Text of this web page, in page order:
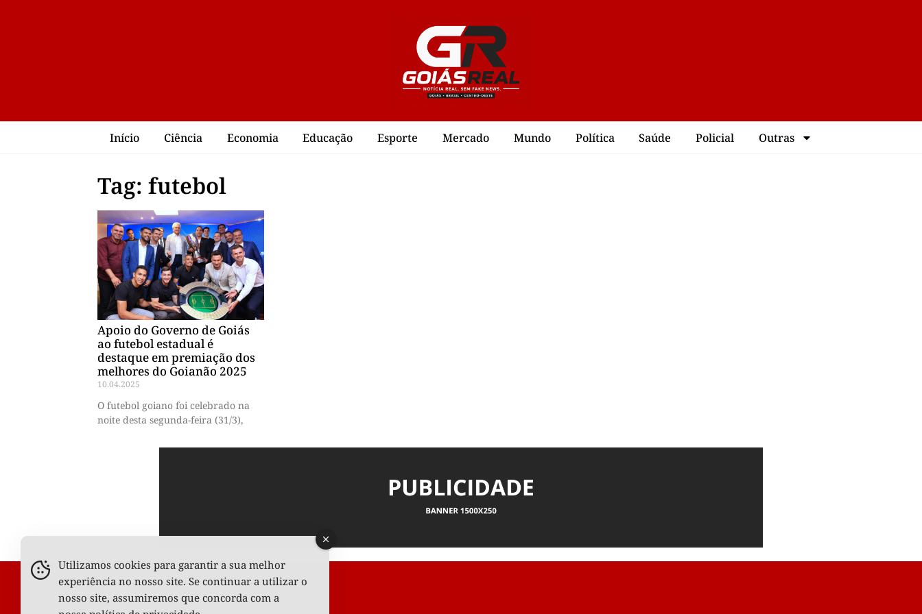
Início Ciência Economia Educação Esporte Mercado Mundo Política Saúde Policial Outras
Tag: futebol
Apoio do Governo de Goiás
ao futebol estadual é
destaque em premiação dos
melhores do Goianão 2025
10.04.2025
O futebol goiano foi celebrado na
noite desta segunda-feira (31/3),
Utilizamos cookies para garantir a sua melhor
experiência no nosso site. Se continuar a utilizar o
nosso site, assumiremos que concorda com a